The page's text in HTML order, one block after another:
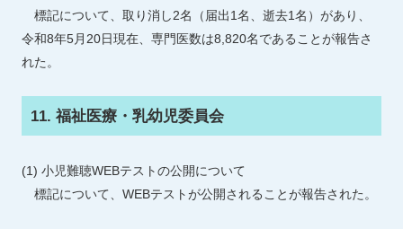
標記について、取り消し2名（届出1名、逝去1名）があり、
令和8年5月20日現在、専門医数は8,820名であることが報告さ
れた。
11. 福祉医療・乳幼児委員会
(1) 小児難聴WEBテストの公開について
標記について、WEBテストが公開されることが報告された。